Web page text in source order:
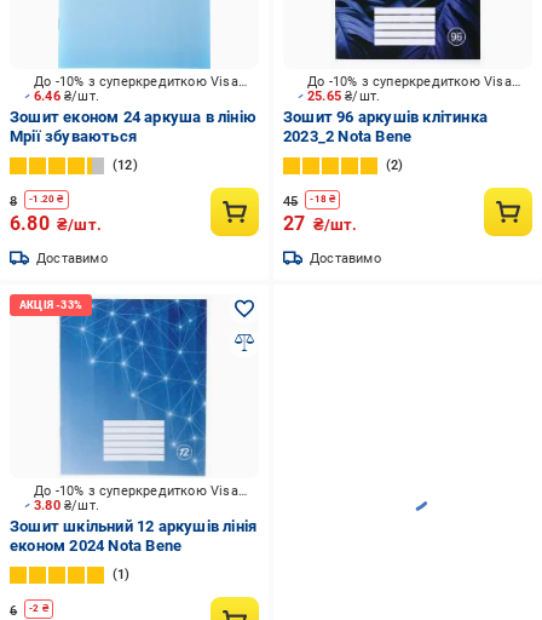
6.46 ₴/шт.
До -10% з суперкредиткою Visa Вигода
Зошит економ 24 аркуша в лінію
Мрії збуваються
12
8 -1.20 ₴
6.80 ₴/шт.
Доставимо
25.65₴/шт.
До -10% з суперкредиткою Visa Вигода
Зошит 96 аркушів клітинка
2023_2 Nota Bene
2
45 -18₴
27 ₴/шт.
Доставимо
3.80 ₴/шт.
До -10% з суперкредиткою Visa Вигода
Зошит шкільний 12 аркушів лінія
економ 2024 Nota Bene
1
6 -2 ₴